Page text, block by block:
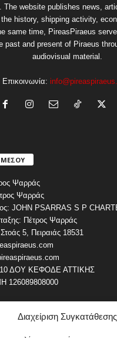
Διαχείριση Συγκατάθεσης
The website publishes news,
history, shipping activity,
same time, PireasPiraeus
past and present of Piraeus
audiovisual material.
Επικοινωνία:
Ψαρράς
Ψαρράς
JOHN PSARRAS S P
Πέτρος Ψαρράς
5, Πειραιάς 18531
ΔΟΥ ΚΕΦΟΔΕ ΑΤΤΙΚΗΣ
126089808000